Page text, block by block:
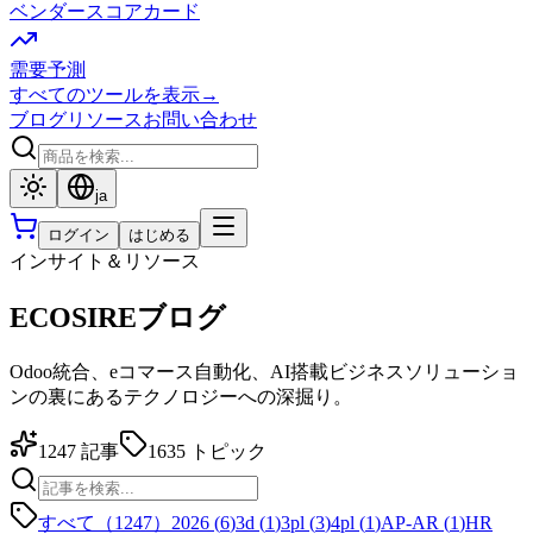
ベンダースコアカード
需要予測
すべてのツールを表示→
ブログリソースお問い合わせ
ja
ログイン はじめる
インサイト＆リソース
ECOSIREブログ
Odoo統合、eコマース自動化、AI搭載ビジネスソリューショ
ンの裏にあるテクノロジーへの深掘り。
1247 記事 1635 トピック
すべて（1247） 2026 (6)3d (1)3pl (3)4pl (1)AP-AR (1)HR